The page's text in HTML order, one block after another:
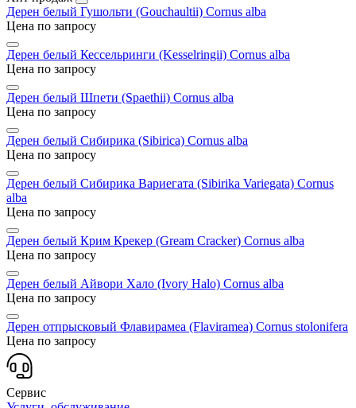
Дерен белый Гушольти (Gouchaultii) Cornus alba
Цена по запросу
Дерен белый Кессельринги (Kesselringii) Cornus alba
Цена по запросу
Дерен белый Шпети (Spaethii) Cornus alba
Цена по запросу
Дерен белый Сибирика (Sibirica) Cornus alba
Цена по запросу
Дерен белый Сибирика Вариегата (Sibirika Variegata) Cornus
alba
Цена по запросу
Дерен белый Крим Крекер (Gream Cracker) Cornus alba
Цена по запросу
Дерен белый Айвори Хало (Ivory Halo) Cornus alba
Цена по запросу
Дерен отпрысковый Флавирамеа (Flaviramea) Cornus stolonifera
Цена по запросу
Сервис